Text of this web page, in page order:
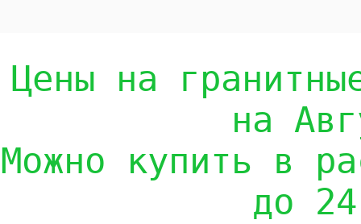
Цены на
на
Можно купить в
до